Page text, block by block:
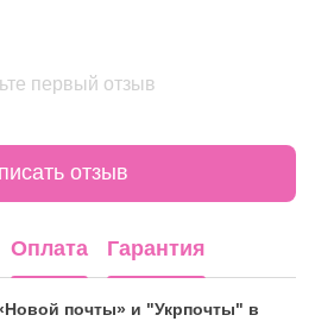
первый отзыв
отзыв
Оплата Гарантия
почты» и "Укрпочты" в